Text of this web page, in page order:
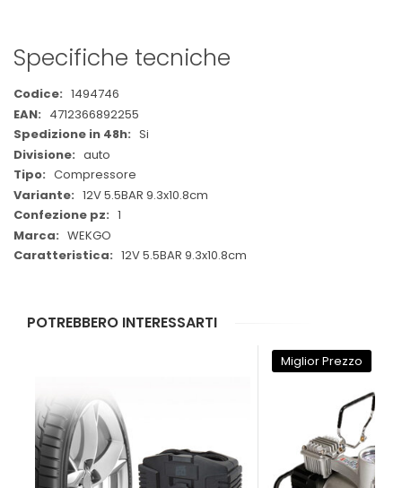
Specifiche tecniche
Maggiori
Informazioni
1494746
4712366892255
Si
auto
Compressore
12V 5.5BAR 9.3x10.8cm
1
WEKGO
12V 5.5BAR 9.3x10.8cm
POTREBBERO INTERESSARTI
Miglior Prezzo